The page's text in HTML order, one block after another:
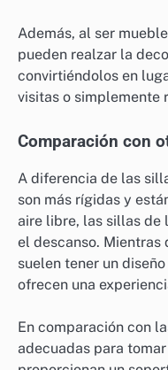
Además, al ser
pueden realzar la
convirtiéndolos en
visitas o simplemente
Comparación con
A diferencia de las
son más rígidas y
aire libre, las sillas de
el descanso. Mientras
suelen tener un
ofrecen una
En comparación con
adecuadas para